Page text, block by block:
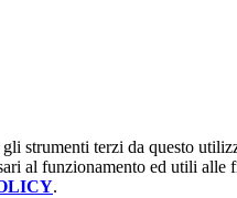
strumenti terzi da questo
al funzionamento ed utili alle
.